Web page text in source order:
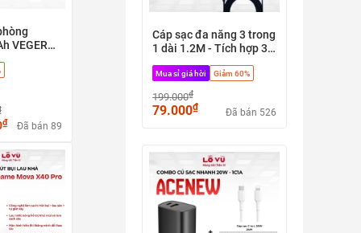
VEGER
có
find
₫ Đã bán 89
Cáp sạc đa năng 3 trong
1 dài 1.2M - Tích hợp 3
liệu vải dù siêu bền, đầu
hợp kim nhôm chống gỉ
Mua sỉ giá hời Giảm 60%
199.000₫
79.000₫ Đã bán 526